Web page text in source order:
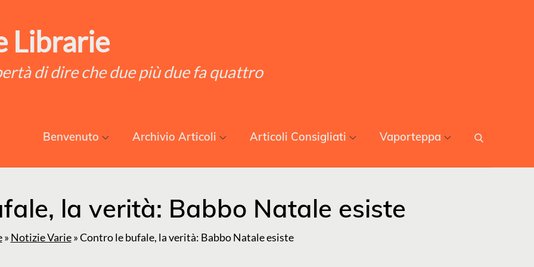
Librarie
di dire che due più due fa quattro
Benvenuto Archivio Articoli Articoli Consigliati Vaporteppa
la verità: Babbo Natale esiste
» Notizie Varie»Contro le bufale, la verità: Babbo Natale esiste